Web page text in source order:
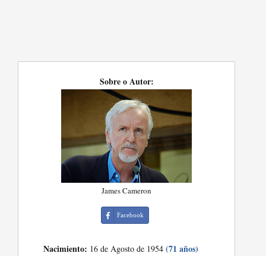
Sobre o Autor:
James Cameron
Facebook
Nacimiento: 16 de Agosto de 1954(71 años)